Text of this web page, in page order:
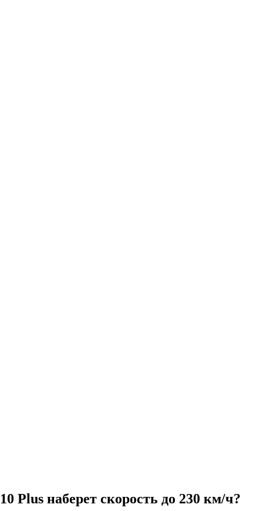
Plus наберет скорость до 230 км/ч?